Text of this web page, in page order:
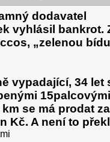
dodavatel
vyhlásil bankrot.
„zelenou
vypadající, 34 let
se má prodat
Kč. A není to